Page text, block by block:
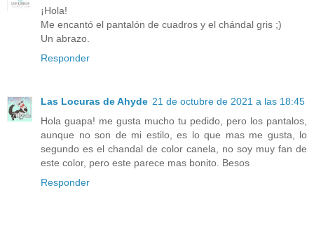
¡Hola!
Me encantó el pantalón de cuadros y el chándal gris ;)
Un abrazo.
Responder
Las Locuras de Ahyde 21 de octubre de 2021 a las 18:45
Hola guapa! me gusta mucho tu pedido, pero los pantalos,
aunque no son de mi estilo, es lo que mas me gusta, lo
segundo es el chandal de color canela, no soy muy fan de
este color, pero este parece mas bonito. Besos
Responder